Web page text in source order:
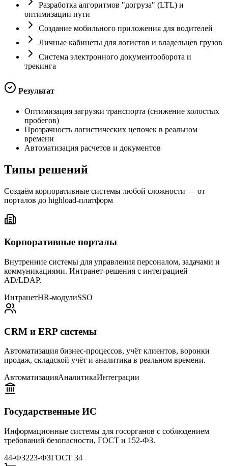
Разработка алгоритмов "догруза" (LTL) и
оптимизации пути
Создание мобильного приложения для водителей
Личные кабинеты для логистов и владельцев грузов
Система электронного документооборота и
трекинга
Результат
Оптимизация загрузки транспорта (снижение холостых
пробегов)
Прозрачность логистических цепочек в реальном
времени
Автоматизация расчетов и документов
Типы решений
Создаём корпоративные системы любой сложности — от
порталов до highload-платформ
Корпоративные порталы
Внутренние системы для управления персоналом, задачами и
коммуникациями. Интранет-решения с интеграцией
AD/LDAP.
ИнтранетHR-модулиSSO
CRM и ERP системы
Автоматизация бизнес-процессов, учёт клиентов, воронки
продаж, складской учёт и аналитика в реальном времени.
АвтоматизацияАналитикаИнтеграции
Государственные ИС
Информационные системы для госорганов с соблюдением
требований безопасности, ГОСТ и 152-ФЗ.
44-ФЗ223-ФЗГОСТ 34